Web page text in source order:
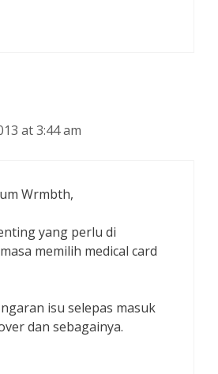
at 3:44 am
Wrmbth,
yang perlu di
memilih medical card
isu selepas masuk
dan sebagainya.